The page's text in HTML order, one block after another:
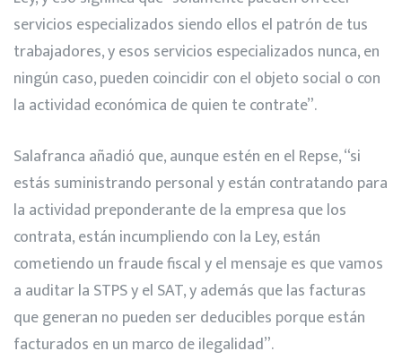
servicios especializados siendo ellos el patrón de tus
trabajadores, y esos servicios especializados nunca, en
ningún caso, pueden coincidir con el objeto social o con
la actividad económica de quien te contrate”.
Salafranca añadió que, aunque estén en el Repse, “si
estás suministrando personal y están contratando para
la actividad preponderante de la empresa que los
contrata, están incumpliendo con la Ley, están
cometiendo un fraude fiscal y el mensaje es que vamos
a auditar la STPS y el SAT, y además que las facturas
que generan no pueden ser deducibles porque están
facturados en un marco de ilegalidad”.